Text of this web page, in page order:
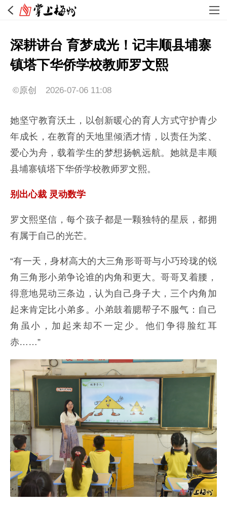
深耕讲台 育梦成光！记丰顺县埔寨
镇塔下华侨学校教师罗文熙
©原创 2026-07-06 11:08
她坚守教育沃土，以创新暖心的育人方式守护青少
年成长，在教育的天地里倾洒才情，以责任为桨、
爱心为舟，载着学生的梦想扬帆远航。她就是丰顺
县埔寨镇塔下华侨学校教师罗文熙。
别出心裁 灵动数学
罗文熙坚信，每个孩子都是一颗独特的星辰，都拥
有属于自己的光芒。
“有一天，身材高大的大三角形哥哥与小巧玲珑的锐
角三角形小弟争论谁的内角和更大。哥哥叉着腰，
得意地晃动三条边，认为自己身子大，三个内角加
起来肯定比小弟多。小弟鼓着腮帮子不服气：自己
角虽小，加起来却不一定少。他们争得脸红耳
赤……”